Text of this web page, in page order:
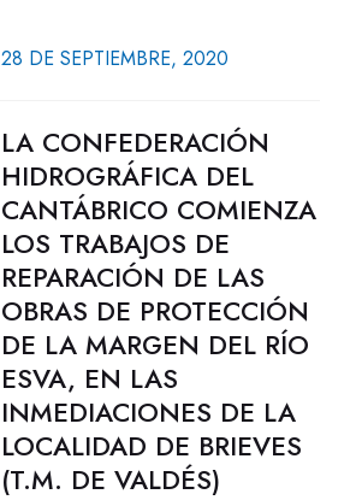
28 DE SEPTIEMBRE, 2020
LA CONFEDERACIÓN
HIDROGRÁFICA DEL
CANTÁBRICO COMIENZA
LOS TRABAJOS DE
REPARACIÓN DE LAS
OBRAS DE PROTECCIÓN
DE LA MARGEN DEL RÍO
ESVA, EN LAS
INMEDIACIONES DE LA
LOCALIDAD DE BRIEVES
(T.M. DE VALDÉS)